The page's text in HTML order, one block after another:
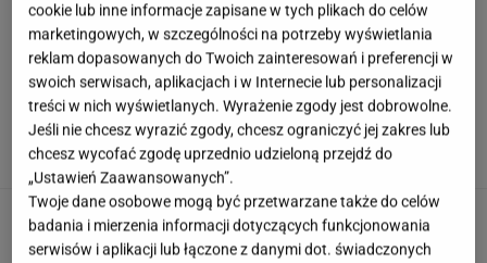
Niewielu wie, że Polk jest ojczymem posłanki
KO. Kłócą się o politykę?
Ciągnie cię do niedostępnych osób?
Psychologia mówi o powodach
cookie lub inne informacje zapisane w tych plikach do celów
marketingowych, w szczególności na potrzeby wyświetlania
reklam dopasowanych do Twoich zainteresowań i preferencji w
swoich serwisach, aplikacjach i w Internecie lub personalizacji
treści w nich wyświetlanych. Wyrażenie zgody jest dobrowolne.
Jeśli nie chcesz wyrazić zgody, chcesz ograniczyć jej zakres lub
chcesz wycofać zgodę uprzednio udzieloną przejdź do
„Ustawień Zaawansowanych”.
Twoje dane osobowe mogą być przetwarzane także do celów
badania i mierzenia informacji dotyczących funkcjonowania
serwisów i aplikacji lub łączone z danymi dot. świadczonych